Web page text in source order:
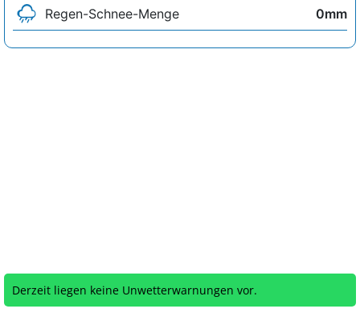
Regen-Schnee-Menge
0mm
Derzeit liegen keine Unwetterwarnungen vor.